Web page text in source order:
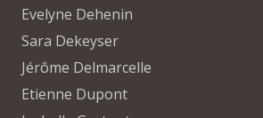
Evelyne Dehenin
Sara Dekeyser
Jérôme Delmarcelle
Etienne Dupont